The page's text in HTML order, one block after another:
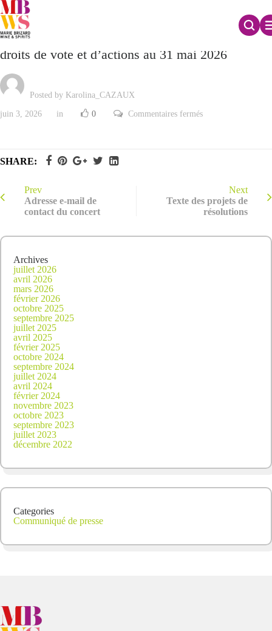
Déclaration mensuelle relative au nombre total de
droits de vote et d’actions au 31 mai 2026
Posted by Karolina_CAZAUX
juin 3, 2026 in 0 Commentaires ferméssur
vote
et
d’actions
mai
SHARE:
Prev
Adresse e-mail de
contact du concert
Next
Texte des projets de
résolutions
Archives
juillet 2026
avril 2026
mars 2026
février 2026
octobre 2025
septembre 2025
juillet 2025
avril 2025
février 2025
octobre 2024
septembre 2024
juillet 2024
avril 2024
février 2024
novembre 2023
octobre 2023
septembre 2023
juillet 2023
décembre 2022
Categories
Communiqué de presse